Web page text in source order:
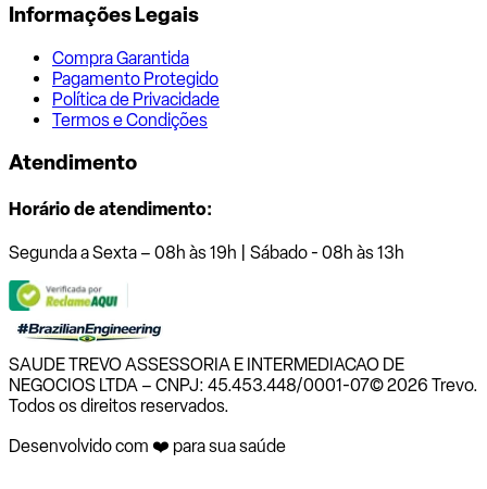
Informações Legais
Compra Garantida
Pagamento Protegido
Política de Privacidade
Termos e Condições
Atendimento
Horário de atendimento:
Segunda a Sexta – 08h às 19h | Sábado - 08h às 13h
SAUDE TREVO ASSESSORIA E INTERMEDIACAO DE
NEGOCIOS LTDA – CNPJ: 45.453.448/0001-07© 2026 Trevo.
Todos os direitos reservados.
Desenvolvido com ❤️ para sua saúde